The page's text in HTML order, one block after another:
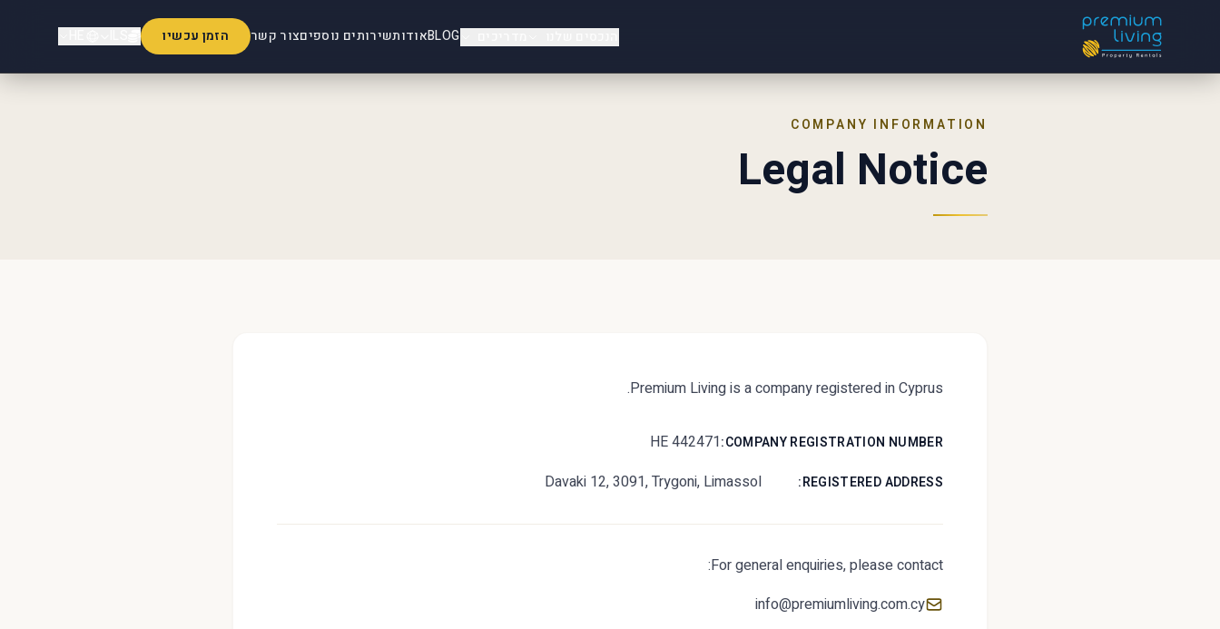
BLOGאודותשירותים נוספיםצור קשר הזמן עכשיו
COMPANY INFORMATION
Legal Notice
Premium Living is a company registered in Cyprus.
COMPANY REGISTRATION NUMBER:
HE 442471
REGISTERED ADDRESS:
Davaki 12, 3091, Trygoni, Limassol
For general enquiries, please contact:
info@premiumliving.com.cy